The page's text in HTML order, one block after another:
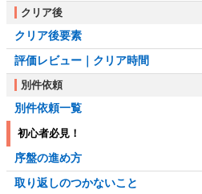
クリア後
クリア後要素
評価レビュー｜クリア時間
別件依頼
別件依頼一覧
初心者必見！
序盤の進め方
取り返しのつかないこと